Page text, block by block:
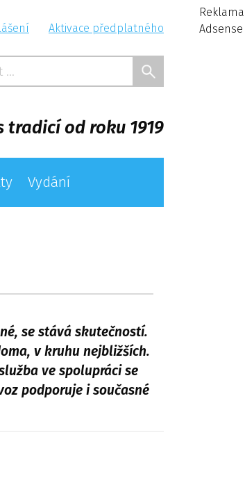
Aktivace předplatného
tradicí od roku 1919
Vydání
Reklama
Adsense
se stává skutečností.
v kruhu nejbližších.
ve spolupráci se
podporuje i současné